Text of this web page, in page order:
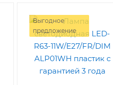
Выгодное
предложение